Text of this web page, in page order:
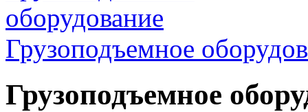
Грузоподъемное
Грузоподъемное